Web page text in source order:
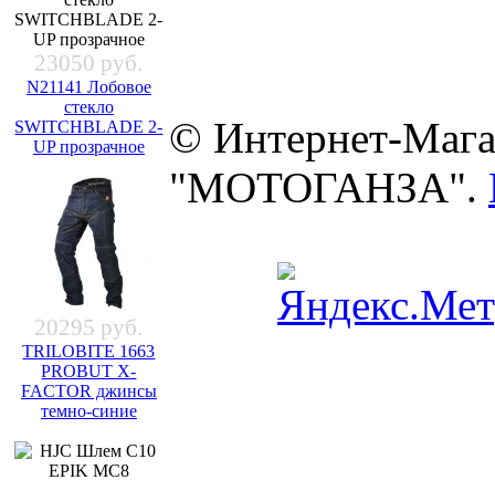
23050 руб.
N21141 Лобовое
стекло
SWITCHBLADE 2-
UP прозрачное
20295 руб.
TRILOBITE 1663
PROBUT X-
FACTOR джинсы
темно-синие
© Интернет-
"МОТОГАНЗА".